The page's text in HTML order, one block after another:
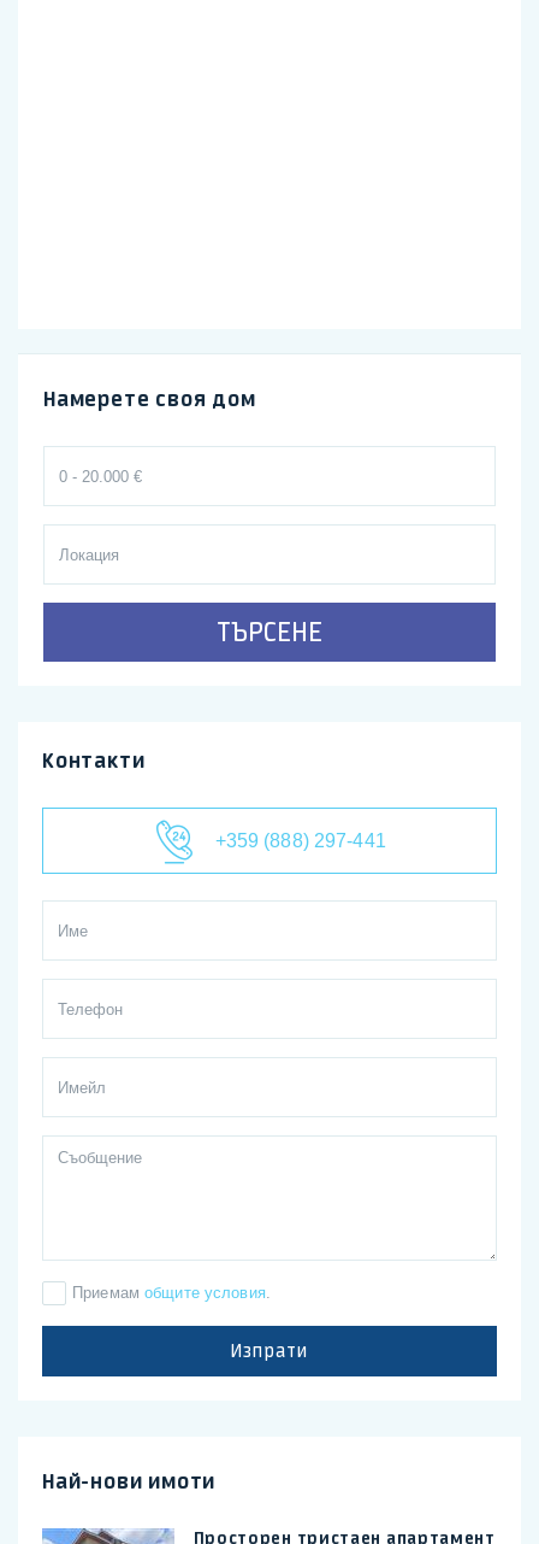
Намерете своя дом
ТЪРСЕНЕ
Контакти
+359 (888) 297-441
Приемам общите условия.
Изпрати
Най-нови имоти
Просторен тристаен апартамент